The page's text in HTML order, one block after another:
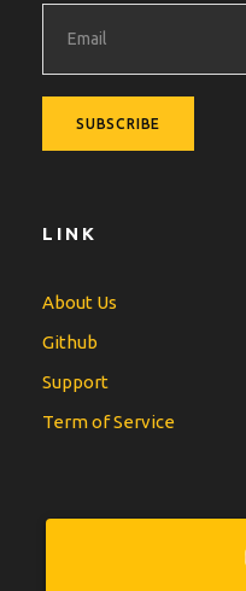
LINK
About Us
Github
Support
Term of Service